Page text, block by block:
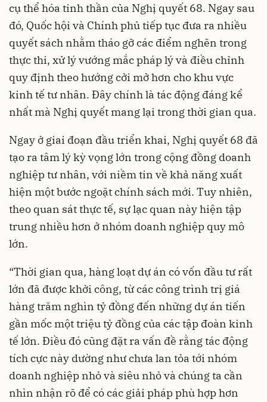
cụ thể hóa tinh thần của Nghị quyết 68. Ngay sau
đó, Quốc hội và Chính phủ tiếp tục đưa ra nhiều
quyết sách nhằm tháo gỡ các điểm nghẽn trong
thực thi, xử lý vướng mắc pháp lý và điều chỉnh
quy định theo hướng cởi mở hơn cho khu vực
kinh tế tư nhân. Đây chính là tác động đáng kể
nhất mà Nghị quyết mang lại trong thời gian qua.
Ngay ở giai đoạn đầu triển khai, Nghị quyết 68 đã
tạo ra tâm lý kỳ vọng lớn trong cộng đồng doanh
nghiệp tư nhân, với niềm tin về khả năng xuất
hiện một bước ngoặt chính sách mới. Tuy nhiên,
theo quan sát thực tế, sự lạc quan này hiện tập
trung nhiều hơn ở nhóm doanh nghiệp quy mô
lớn.
“Thời gian qua, hàng loạt dự án có vốn đầu tư rất
lớn đã được khởi công, từ các công trình trị giá
hàng trăm nghìn tỷ đồng đến những dự án tiến
gần mốc một triệu tỷ đồng của các tập đoàn kinh
tế lớn. Điều đó cũng đặt ra vấn đề rằng tác động
tích cực này dường như chưa lan tỏa tới nhóm
doanh nghiệp nhỏ và siêu nhỏ và chúng ta cần
nhìn nhận rõ để có các giải pháp phù hợp hơn